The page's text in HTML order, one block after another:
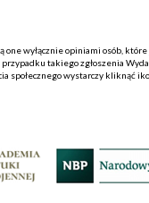
wyłącznie opiniami osób,
takiego zgłoszenia
społecznego wystarczy kliknąć